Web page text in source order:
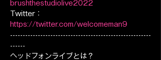
brushthestudiolive2022
Twitter：
https://twitter.com/welcomeman9
--------------------------------------------------------
------
ヘッドフォンライブとは？